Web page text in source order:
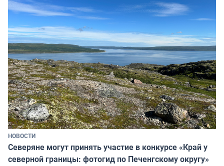
НОВОСТИ
Северяне могут принять участие в конкурсе «Край у
северной границы: фотогид по Печенгскому округу»